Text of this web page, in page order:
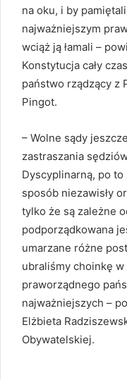
na oku, i by
najważniejszym
wciąż ją łamali –
Konstytucja cały
państwo rządzący z
Pingot.
– Wolne sądy
zastraszania
Dyscyplinarną, po
sposób niezawisły
tylko że są zależne
podporządkowana
umarzane różne
ubraliśmy choinkę
praworządnego
najważniejszych –
Elżbieta
Obywatelskiej.